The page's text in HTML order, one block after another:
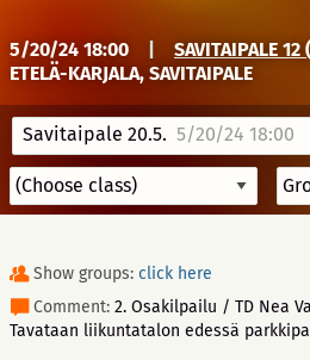
5/20/24 18:00 SAVITAIPALE 12
ETELÄ-KARJALA, SAVITAIPALE
Savitaipale 20.5. 5/20/24 18:00
Show groups: click here
Comment: 2. Osakilpailu / TD Nea
Tavataan liikuntatalon edessä